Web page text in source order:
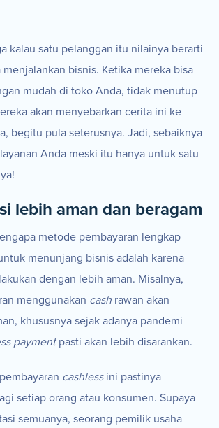
kalau satu pelanggan itu nilainya berarti
menjalankan bisnis. Ketika mereka bisa
mudah di toko Anda, tidak menutup
akan menyebarkan cerita ini ke
begitu pula seterusnya. Jadi, sebaiknya
Anda meski itu hanya untuk satu
lebih aman dan beragam
metode pembayaran lengkap
menunjang bisnis adalah karena
dengan lebih aman. Misalnya,
menggunakan cash rawan akan
khususnya sejak adanya pandemi
payment pasti akan lebih disarankan.
cashless ini pastinya
setiap orang atau konsumen. Supaya
semuanya, seorang pemilik usaha